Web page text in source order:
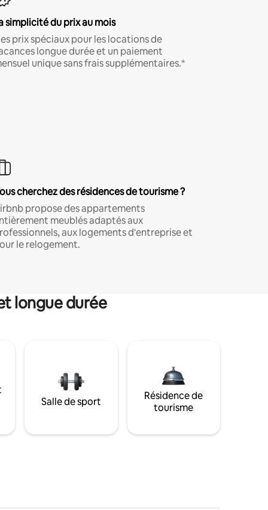
simplicité du prix au mois
prix spéciaux pour les locations de
longue durée et un paiement
unique sans frais supplémentaires.*
cherchez des résidences de tourisme ?
propose des appartements
meublés adaptés aux
aux logements d'entreprise et
le relogement.
longue durée
Salle de sport
Résidence de
tourisme